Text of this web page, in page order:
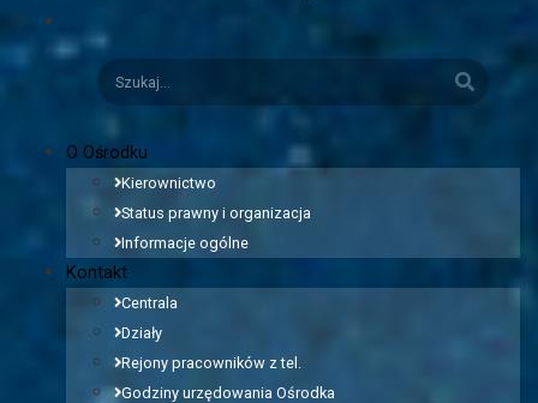
Szukaj
O Ośrodku
Kierownictwo
Status prawny i organizacja
Informacje ogólne
Kontakt
Centrala
Działy
Rejony pracowników z tel.
Godziny urzędowania Ośrodka